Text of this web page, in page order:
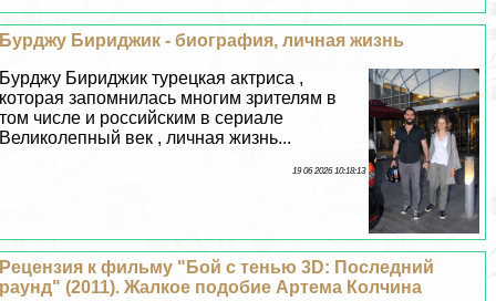
Бурджу Бириджик - биография, личная жизнь
Бурджу Бириджик турецкая актриса ,
которая запомнилась многим зрителям в
том числе и российским в сериале
Великолепный век , личная жизнь...
19 06 2026 10:18:13
Рецензия к фильму "Бой с тенью 3D: Последний
раунд" (2011). Жалкое подобие Артема Колчина